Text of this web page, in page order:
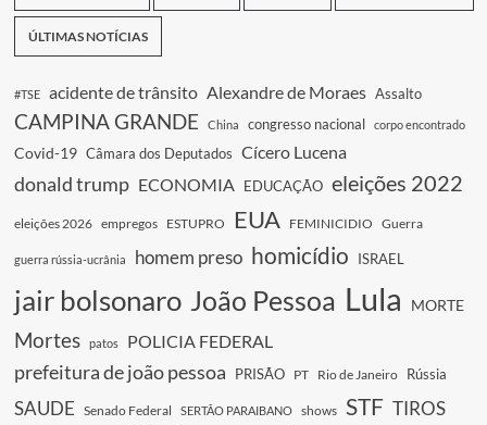
ÚLTIMAS NOTÍCIAS
#TSE acidente de trânsito Alexandre de Moraes Assalto
CAMPINA GRANDE China congresso nacional corpo encontrado
Covid-19 Câmara dos Deputados Cícero Lucena
donald trump ECONOMIA EDUCAÇÃO eleições 2022
eleições 2026 empregos ESTUPRO EUA FEMINICIDIO Guerra
guerra rússia-ucrânia homem preso homicídio ISRAEL
jair bolsonaro João Pessoa Lula MORTE
Mortes patos POLICIA FEDERAL
prefeitura de joão pessoa PRISÃO PT Rio de Janeiro Rússia
SAUDE Senado Federal SERTÃO PARAIBANO shows STF TIROS